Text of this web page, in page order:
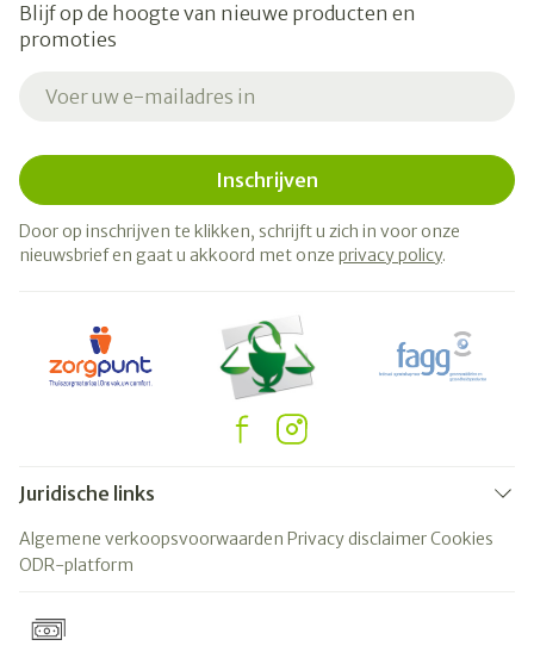
Blijf op de hoogte van nieuwe producten en
promoties
Inschrijven
Door op inschrijven te klikken, schrijft u zich in voor onze
nieuwsbrief en gaat u akkoord met onze privacy policy.
Juridische links
Algemene verkoopsvoorwaarden Privacy disclaimerCookies
ODR-platform